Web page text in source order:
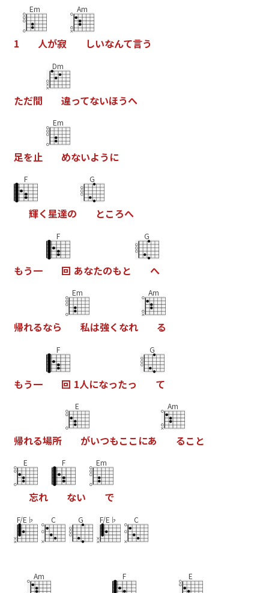
1
Em
人が寂
Am
しいなんて言う
ただ間
Dm
違ってないほうへ
足を止
Em
めないよう に
F
輝く星達の
G
ところへ
もう一
F
回 あなたのもと
G
へ
帰れるなら
Em
私は強く なれ
Am
る
もう一
F
回 1人になったっ
G
て
帰れる場所
E
がいつもこ こ にあ
Am
るこ と
E
忘れ
F
ない
Em
で
F/E♭ C G F/E♭ C
Am F E